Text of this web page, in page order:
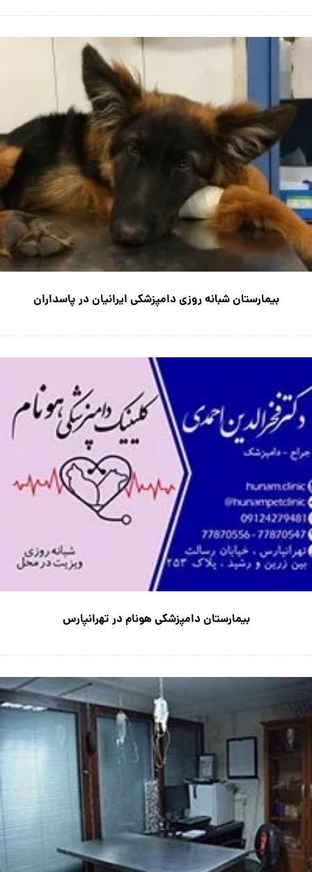
بیمارستان شبانه روزی دامپزشکی ایرانیان در پاسداران
بیمارستان دامپزشکی هونام در تهرانپارس